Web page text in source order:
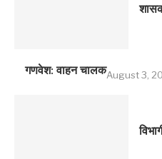
गणवेश: वाहन चालकAugust 3,